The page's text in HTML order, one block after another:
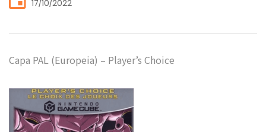
17/10/2022
Capa PAL (Europeia) – Player’s Choice